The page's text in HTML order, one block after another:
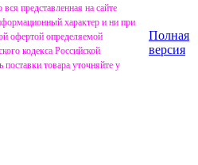
представленная на сайте
характер и ни при
офертой определяемой
кодекса Российской
товара уточняйте у
Полная
версия